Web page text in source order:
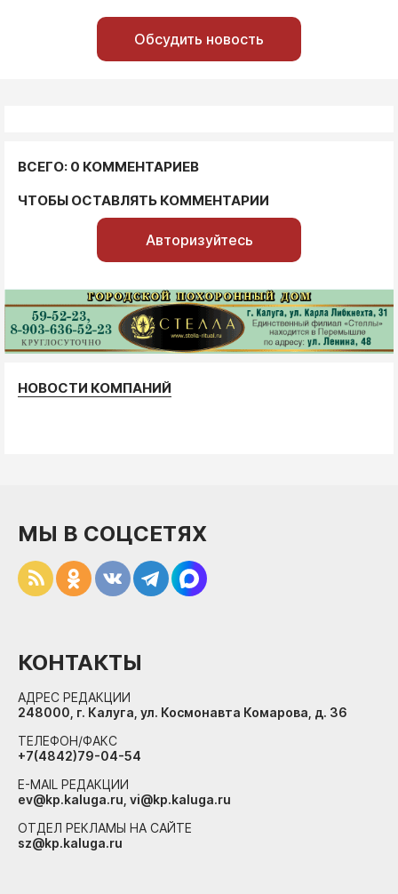
Обсудить новость
ВСЕГО: 0 КОММЕНТАРИЕВ
ЧТОБЫ ОСТАВЛЯТЬ КОММЕНТАРИИ
Авторизуйтесь
НОВОСТИ КОМПАНИЙ
МЫ В СОЦСЕТЯХ
КОНТАКТЫ
АДРЕС РЕДАКЦИИ
248000, г. Калуга, ул. Космонавта Комарова, д. 36
ТЕЛЕФОН/ФАКС
+7(4842)79-04-54
E-MAIL РЕДАКЦИИ
ev@kp.kaluga.ru, vi@kp.kaluga.ru
ОТДЕЛ РЕКЛАМЫ НА САЙТЕ
sz@kp.kaluga.ru